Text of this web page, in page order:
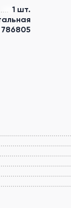
1 шт.
786805